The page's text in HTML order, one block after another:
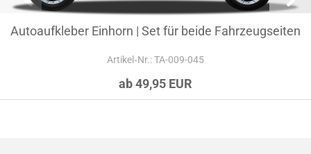
Autoaufkleber Einhorn | Set für beide Fahrzeugseiten
Artikel‑Nr.: TA-009-045
ab 49,95 EUR